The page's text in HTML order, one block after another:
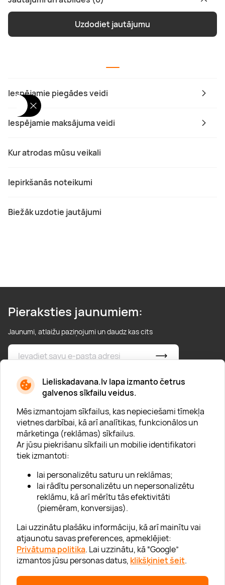
Lieliskadavana.lv lapa izmanto četrus
galvenos sīkfailu veidus.
Mēs izmantojam sīkfailus, kas nepieciešami tīmekļa
vietnes darbībai, kā arī analītikas, funkcionālos un
mārketinga (reklāmas) sīkfailus.
Ar jūsu piekrišanu sīkfaili un mobilie identifikatori
tiek izmantoti:
lai personalizētu saturu un reklāmas;
lai rādītu personalizētu un nepersonalizētu
reklāmu, kā arī mērītu tās efektivitāti
(piemēram, konversijas).
Lai uzzinātu plašāku informāciju, kā arī mainītu vai
atjaunotu savas preferences, apmeklējiet:
Privātuma politika. Lai uzzinātu, kā “Google”
izmantos jūsu personas datus, klikšķiniet šeit.
Iespējamie piegādes veidi
Iespējamie maksājuma veidi
Kur atrodas mūsu veikali
Iepirkšanās noteikumi
Biežāk uzdotie jautājumi
Uzdodiet jautājumu
Pieraksties jaunumiem:
Jaunumi, atlaižu paziņojumi un daudz kas cits
* Esmu iepazinies/usies ar privātuma politiku
Par "Lieliska dāvana"
Uzņēmumiem
Palīdzība
“GERA DOVANA” GRUPA